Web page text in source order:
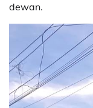
dewan.